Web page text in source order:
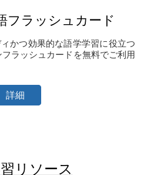
フラッシュカード
かつ効果的な語学学習に役立つ
ラッシュカードを無料でご利用
詳細
リソース